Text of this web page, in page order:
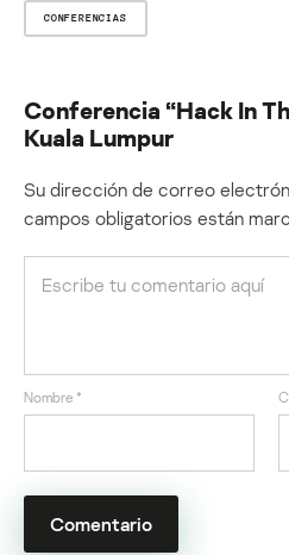
CONFERENCIAS
Conferencia “Hack In
Kuala Lumpur
Su dirección de correo
campos obligatorios están
Nombre *